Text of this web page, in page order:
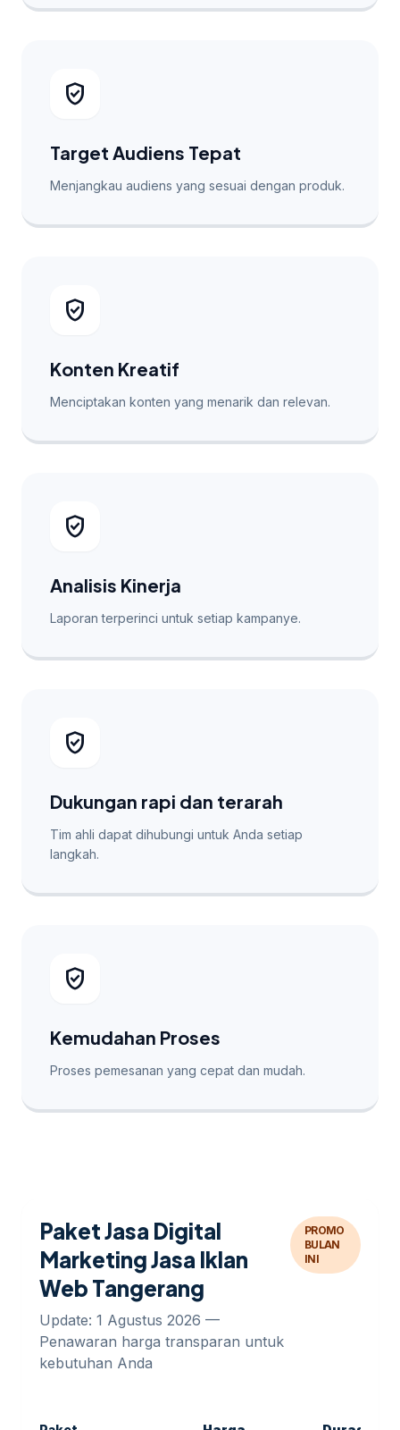
verified_user
Target Audiens Tepat
Menjangkau audiens yang sesuai dengan produk.
verified_user
Konten Kreatif
Menciptakan konten yang menarik dan relevan.
verified_user
Analisis Kinerja
Laporan terperinci untuk setiap kampanye.
verified_user
Dukungan rapi dan terarah
Tim ahli dapat dihubungi untuk Anda setiap
langkah.
verified_user
Kemudahan Proses
Proses pemesanan yang cepat dan mudah.
Paket Jasa Digital
Marketing Jasa Iklan
Web Tangerang
Update: 1 Agustus 2026 —
Penawaran harga transparan untuk
kebutuhan Anda
PROMO
BULAN
INI